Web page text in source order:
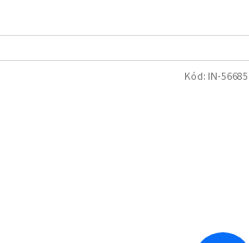
Kód: IN-56685